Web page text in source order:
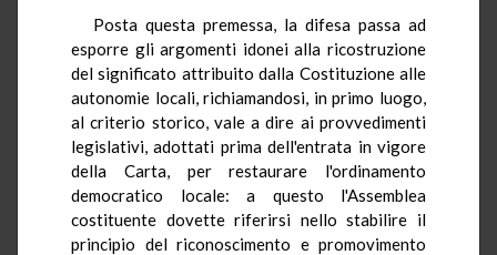
Posta questa premessa, la difesa passa ad
esporre gli argomenti idonei alla ricostruzione
del significato attribuito dalla Costituzione alle
autonomie locali, richiamandosi, in primo luogo,
al criterio storico, vale a dire ai provvedimenti
legislativi, adottati prima dell'entrata in vigore
della Carta, per restaurare l'ordinamento
democratico locale: a questo l'Assemblea
costituente dovette riferirsi nello stabilire il
principio del riconoscimento e promovimento